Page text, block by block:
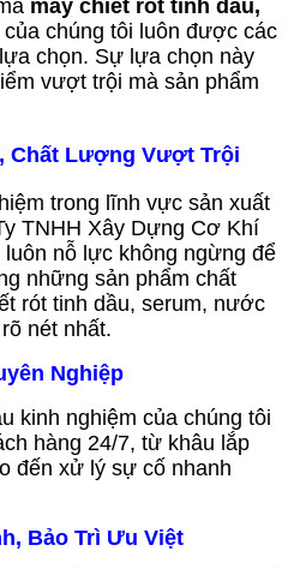
máy chiết rót tinh dầu,
của chúng tôi luôn được các
chọn. Sự lựa chọn này
vượt trội mà sản phẩm
Chất Lượng Vượt Trội
trong lĩnh vực sản xuất
TNHH Xây Dựng Cơ Khí
nỗ lực không ngừng để
những sản phẩm chất
rót tinh dầu, serum, nước
nét nhất.
Nghiệp
kinh nghiệm của chúng tôi
hàng 24/7, từ khâu lắp
đến xử lý sự cố nhanh
Bảo Trì Ưu Việt